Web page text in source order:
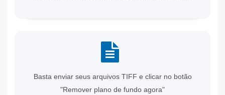
Basta enviar seus arquivos TIFF e clicar no botão
"Remover plano de fundo agora"